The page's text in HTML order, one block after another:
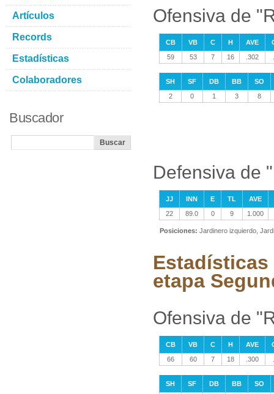
Ofensiva de
CB VB C H AVE
59
53 7 16 .302
SH SF DB BB
SO
2
0 1 3 8
Defensiva de
JJ INN E TL
AVE
22
89.0 0 9 1.000
Posiciones: Jardinero izquierdo,
Estadísticas
etapa
Ofensiva de
CB VB C H AVE
66
60 7 18 .300
SH SF DB BB
SO
Artículos
Records
Estadísticas
Colaboradores
Buscador